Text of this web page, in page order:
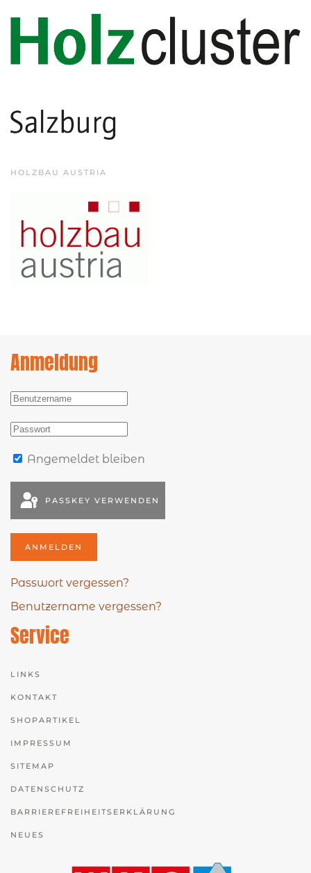
HOLZBAU AUSTRIA
Anmeldung
Angemeldet bleiben
PASSKEY VERWENDEN
ANMELDEN
Passwort vergessen?
Benutzername vergessen?
Service
LINKS
KONTAKT
SHOPARTIKEL
IMPRESSUM
SITEMAP
DATENSCHUTZ
BARRIEREFREIHEITSERKLÄRUNG
NEUES